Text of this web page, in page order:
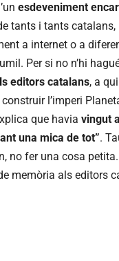
esdeveniment
tants i tants
a internet o a
Per si no n’hi
editors catalans, a
l’imperi
que havia vingut
una mica de tot”.
no fer una cosa
memòria als editors